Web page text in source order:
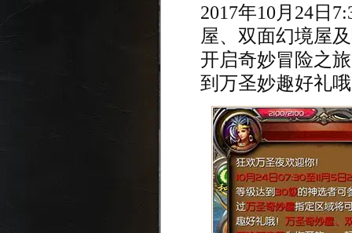
2017年10月24日
屋、双面幻境屋
开启奇妙冒险之
到万圣妙趣好礼